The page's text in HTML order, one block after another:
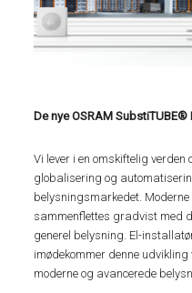
De nye OSRAM SubstiTUBE®
Vi lever i en omskiftelig
globalisering og
belysningsmarkedet.
sammenflettes gradvist med
generel belysning. El-
imødekommer denne
moderne og avancerede